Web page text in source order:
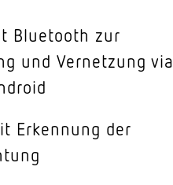
Bluetooth zur
und Vernetzung via
Erkennung der